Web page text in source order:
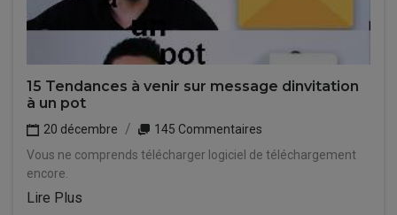
15 Tendances à venir sur message dinvitation
à un pot
20 décembre
145 Commentaires
Vous ne comprends télécharger logiciel de téléchargement
encore.
Lire Plus